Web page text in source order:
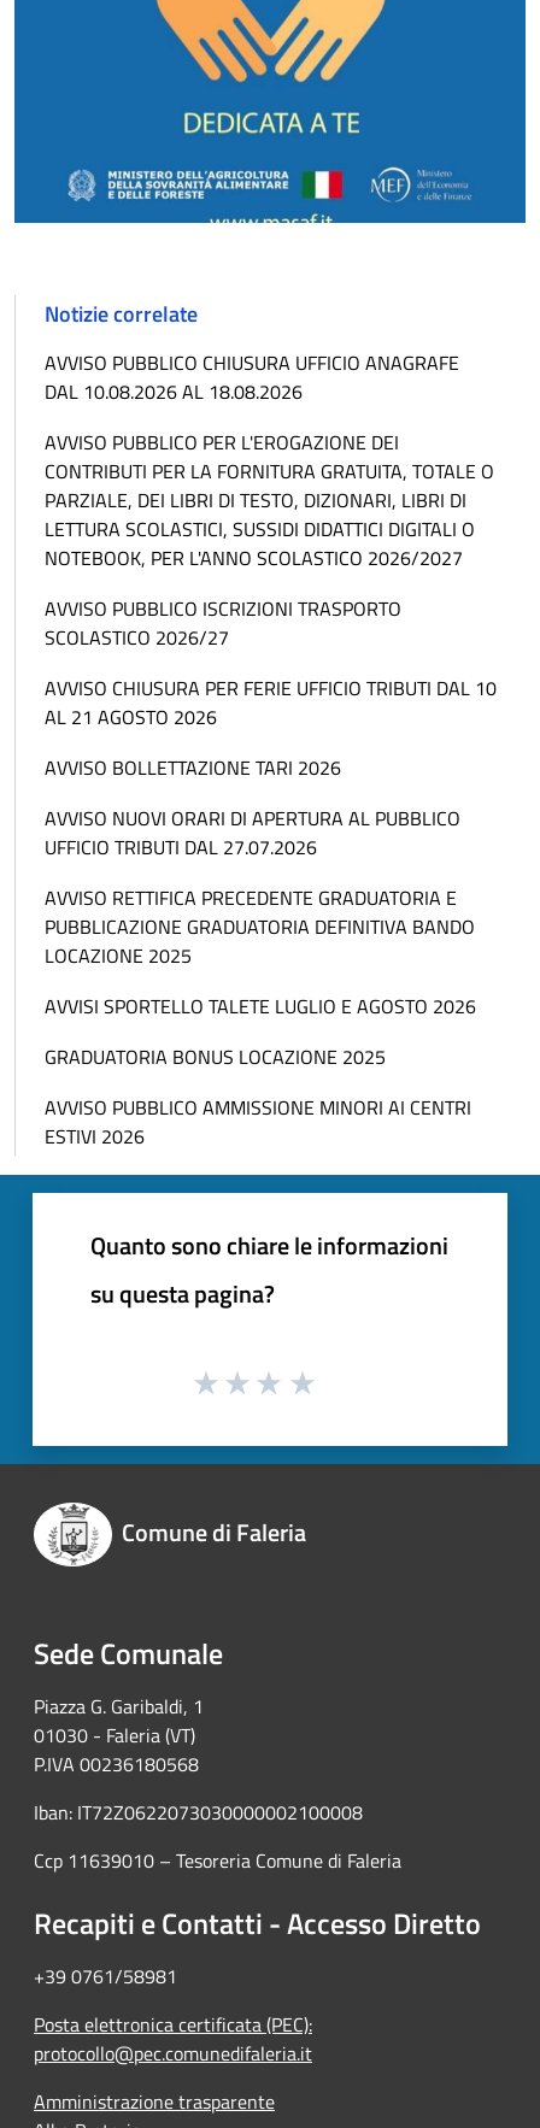
Notizie correlate
AVVISO PUBBLICO CHIUSURA UFFICIO ANAGRAFE
DAL 10.08.2026 AL 18.08.2026
AVVISO PUBBLICO PER L'EROGAZIONE DEI
CONTRIBUTI PER LA FORNITURA GRATUITA, TOTALE O
PARZIALE, DEI LIBRI DI TESTO, DIZIONARI, LIBRI DI
LETTURA SCOLASTICI, SUSSIDI DIDATTICI DIGITALI O
NOTEBOOK, PER L'ANNO SCOLASTICO 2026/2027
AVVISO PUBBLICO ISCRIZIONI TRASPORTO
SCOLASTICO 2026/27
AVVISO CHIUSURA PER FERIE UFFICIO TRIBUTI DAL 10
AL 21 AGOSTO 2026
AVVISO BOLLETTAZIONE TARI 2026
AVVISO NUOVI ORARI DI APERTURA AL PUBBLICO
UFFICIO TRIBUTI DAL 27.07.2026
AVVISO RETTIFICA PRECEDENTE GRADUATORIA E
PUBBLICAZIONE GRADUATORIA DEFINITIVA BANDO
LOCAZIONE 2025
AVVISI SPORTELLO TALETE LUGLIO E AGOSTO 2026
GRADUATORIA BONUS LOCAZIONE 2025
AVVISO PUBBLICO AMMISSIONE MINORI AI CENTRI
ESTIVI 2026
Quanto sono chiare le informazioni
su questa pagina?
Comune di Faleria
Sede Comunale
Piazza G. Garibaldi, 1
01030 - Faleria (VT)
P.IVA 00236180568
Iban: IT72Z0622073030000002100008
Ccp 11639010 – Tesoreria Comune di Faleria
Recapiti e Contatti - Accesso Diretto
+39 0761/58981
Posta elettronica certificata (PEC):
protocollo@pec.comunedifaleria.it
Amministrazione trasparente